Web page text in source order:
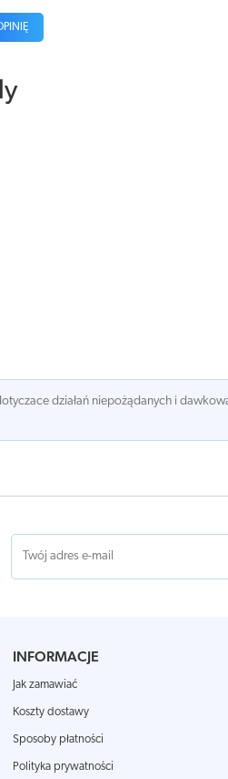
działań niepożądanych i
INFORMACJE
Jak zamawiać
Koszty dostawy
Sposoby płatności
Polityka prywatności